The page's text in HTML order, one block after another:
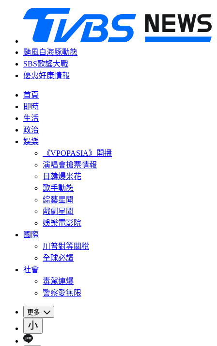
颱風白海豚動態
SBS歌謠大戰
優惠好康情報
首頁
即時
生活
政治
娛樂
《VPOPASIA》開播
演唱會搶票情報
日韓爆米花
歌手動態
綜藝星聞
戲劇星聞
娛樂電影院
國際
川普對等關稅
全球必讀
社會
毒駕連爆
警察愛無限
更多